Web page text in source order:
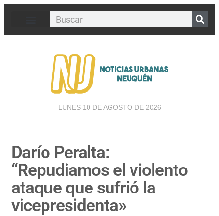
LUNES 10 DE AGOSTO DE 2026
Darío Peralta:
“Repudiamos el violento
ataque que sufrió la
vicepresidenta»